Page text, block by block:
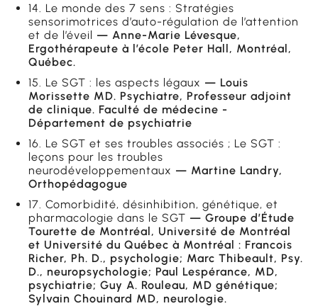
14. Le monde des 7 sens : Stratégies
sensorimotrices d’auto-régulation de l’attention
et de l’éveil — Anne-Marie Lévesque,
Ergothérapeute à l’école Peter Hall, Montréal,
Québec.
15. Le SGT : les aspects légaux — Louis
Morissette MD. Psychiatre, Professeur adjoint
de clinique. Faculté de médecine -
Département de psychiatrie
16. Le SGT et ses troubles associés ; Le SGT :
leçons pour les troubles
neurodéveloppementaux — Martine Landry,
Orthopédagogue
17. Comorbidité, désinhibition, génétique, et
pharmacologie dans le SGT — Groupe d’Étude
Tourette de Montréal, Université de Montréal
et Université du Québec à Montréal : Francois
Richer, Ph. D., psychologie; Marc Thibeault, Psy.
D., neuropsychologie; Paul Lespérance, MD,
psychiatrie; Guy A. Rouleau, MD génétique;
Sylvain Chouinard MD, neurologie.